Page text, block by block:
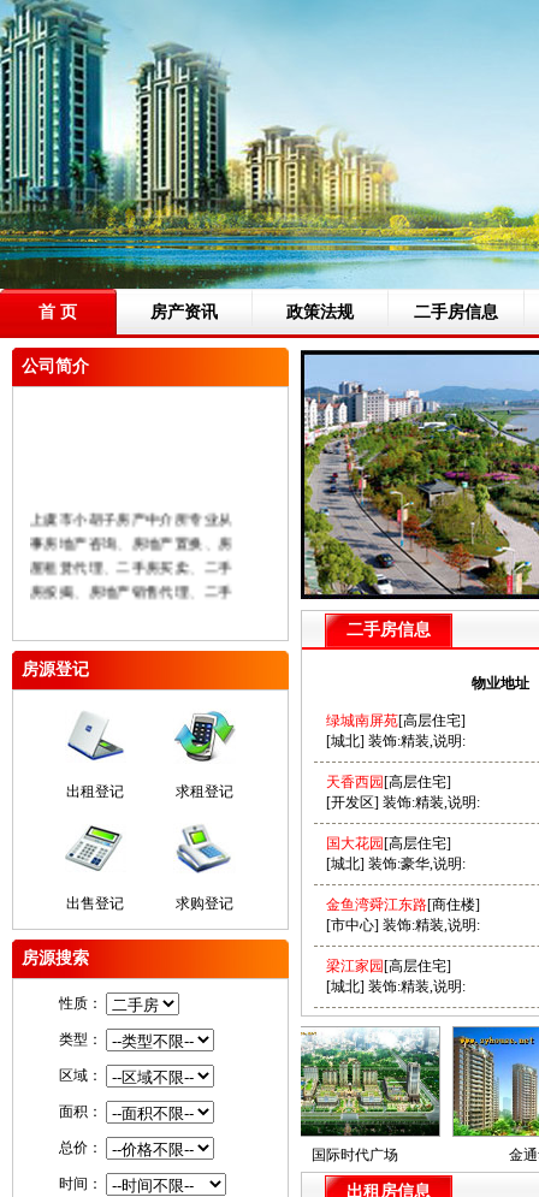
首 页 房产资讯 政策法规 二手房信息
公司简介
上虞市小胡子房产中介所专业从
事房地产咨询、房地产置换、房
屋租赁代理、二手房买卖、二手
房按揭、房地产销售代理、二手
屋权证代办等业务本着“信誉至上
本”的服务理念努力充实公司经营
实力以诚信、专业、平实的姿态
参与市场参与竞争在未来的日子
户提供更丰富发房源和更完善的
房源登记
出租登记 求租登记
出售登记 求购登记
房源搜索
性质：
类型：
区域：
面积：
总价：
时间：
二手房信息
物业地址
绿城南屏苑[高层住宅]
[城北] 装饰:精装,说明:
天香西园 [高层住宅]
[开发区] 装饰:精装,说明:
国大花园 [高层住宅]
[城北] 装饰:豪华,说明:
金鱼湾舜江东路[商住楼]
[市中心] 装饰:精装,说明:
梁江家园 [高层住宅]
[城北] 装饰:精装,说明:
滨江豪园 国际时代广场 金通华
出租房信息